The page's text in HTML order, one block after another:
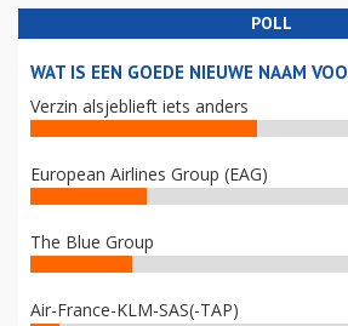
POLL
WAT IS EEN GOEDE NIEUWE NAAM
Verzin alsjeblieft iets anders
European Airlines Group (EAG)
The Blue Group
Air-France-KLM-SAS(-TAP)